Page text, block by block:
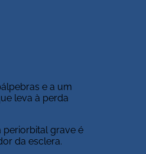
e a um
leva à perda
periorbital grave é
da esclera.